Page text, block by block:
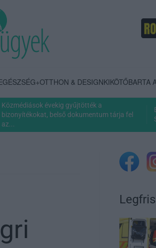
OTTHON & DESIGNKIKÖTŐBARTA
Közmédiások évekig gyűjtötték a
bizonyítékokat, belső dokumentum tárja fel
az...